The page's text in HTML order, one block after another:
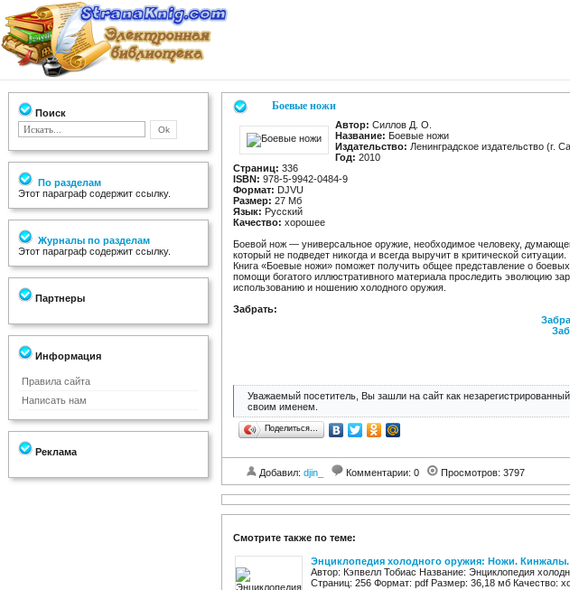
Поиск
По разделам
Этот параграф содержит ссылку.
Журналы по разделам
Этот параграф содержит ссылку.
Партнеры
Информация
Правила сайта
Написать нам
Реклама
Боевые ножи
Автор: Силлов Д. О.
Название: Боевые ножи
Издательство: Ленинградское издательство (г.
Год: 2010
Страниц: 336
ISBN: 978-5-9942-0484-9
Формат: DJVU
Размер: 27 Мб
Язык: Русский
Качество: хорошее
Боевой нож — универсальное оружие, необходимое человеку,
который не подведет никогда и всегда выручит в критической ситуации.
Книга «Боевые ножи» поможет получить общее представление о
помощи богатого иллюстративного материала проследить эволюцию
использованию и ношению холодного оружия.
Забрать:
Уважаемый посетитель, Вы зашли на сайт как
своим именем.
Поделиться…
Добавил: djin_ Комментарии: 0 Просмотров: 3797
Смотрите также по теме:
Энциклопедия холодного оружия: Ножи.
Автор: Кэпвелл Тобиас Название: Энциклопедия
Страниц: 256 Формат: pdf Размер: 36,18 мб Качество: